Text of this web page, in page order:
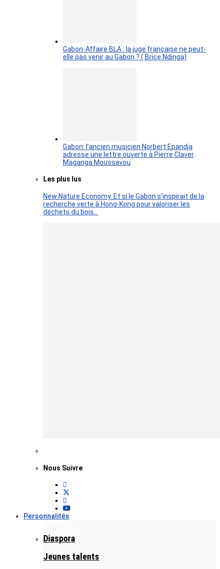
Gabon-Affaire BLA : la juge française ne peut-
elle pas venir au Gabon ? ( Brice Ndinga)
Gabon: l’ancien musicien Norbert Epandja
adresse une lettre ouverte à Pierre Claver
Maganga Moussavou
Les plus lus
New Nature Economy. Et si le Gabon s’inspirait de la
recherche verte à Hong-Kong pour valoriser les
déchets du bois…
Nous Suivre
Personnalités
Diaspora
Jeunes talents